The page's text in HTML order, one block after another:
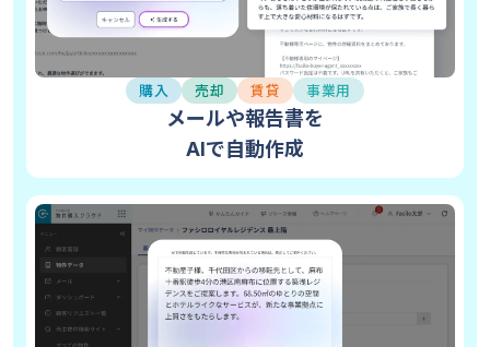
購入 売却 賃貸 事業用
メールや報告書を
AIで自動作成